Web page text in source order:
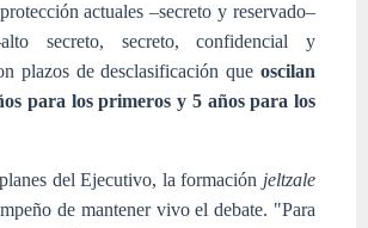
actuales –secreto y reservado–
secreto, secreto, confidencial y
plazos de desclasificación que oscilan
para los primeros y 5 años para los
del Ejecutivo, la formación jeltzale
de mantener vivo el debate. "Para